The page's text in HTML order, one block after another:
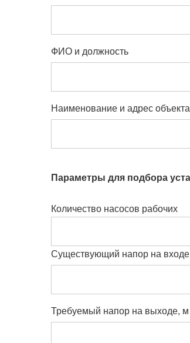
ФИО и должность
Наименование и адрес
Параметры для подбора
Количество насосов рабочих
Существующий напор на
Требуемый напор на выходе, м